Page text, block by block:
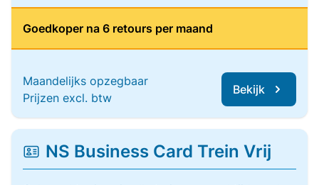
Goedkoper na 6 retours per maand
Maandelijks opzegbaar
Prijzen excl. btw
Bekijk
NS Business Card Trein Vrij